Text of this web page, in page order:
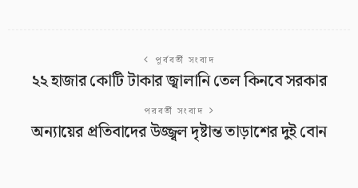
পূর্ববর্তী সংবাদ
২২ হাজার কোটি টাকার জ্বালানি তেল কিনবে সরকার
পরবর্তী সংবাদ
অন্যায়ের প্রতিবাদের উজ্জ্বল দৃষ্টান্ত তাড়াশের দুই বোন